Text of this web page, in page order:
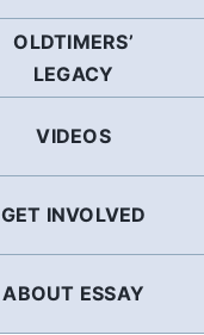
OLDTIMERS’
LEGACY
VIDEOS
GET INVOLVED
ABOUT ESSAY